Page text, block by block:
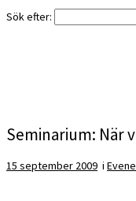
Sök efter:
Seminarium: När
15 september 2009 i